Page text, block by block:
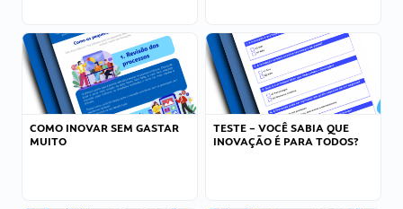
COMO INOVAR SEM GASTAR
MUITO
TESTE – VOCÊ SABIA QUE
INOVAÇÃO É PARA TODOS?